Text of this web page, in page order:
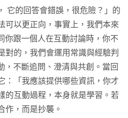
它的回答會錯誤，很危險？」的
可以更正向，事實上，我們本來
你跟一個人在互動討論時，你不
對的，我們會運用常識與經驗判
，不斷追問、澄清與共創。當回
：「我應該提供哪些資訊，你才
的互動過程，本身就是學習。若
作，而是抄襲。